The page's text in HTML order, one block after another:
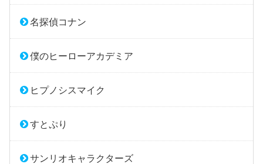
名探偵コナン
僕のヒーローアカデミア
ヒプノシスマイク
すとぷり
サンリオキャラクターズ